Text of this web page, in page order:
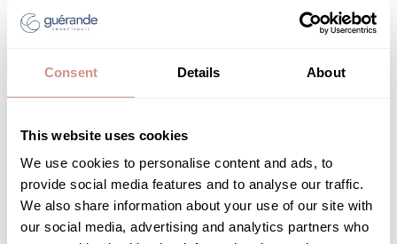
Consent Details About
This website uses cookies
We use cookies to personalise content and ads, to
provide social media features and to analyse our traffic.
We also share information about your use of our site with
our social media, advertising and analytics partners who